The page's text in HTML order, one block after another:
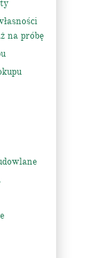
na próbę